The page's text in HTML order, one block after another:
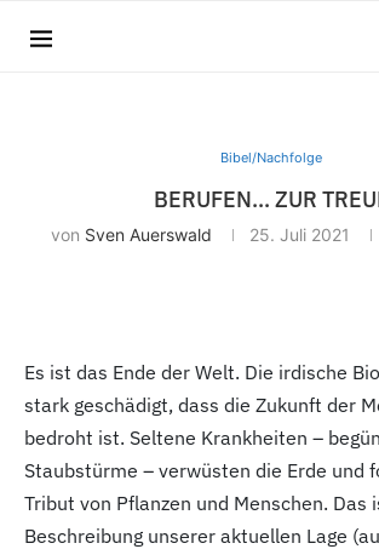
Bibel/Nachfolge
BERUFEN… ZUR
von Sven Auerswald 25. Juli 2021
Es ist das Ende der Welt. Die irdische
stark geschädigt, dass die Zukunft der
bedroht ist. Seltene Krankheiten –
Staubstürme – verwüsten die Erde und
Tribut von Pflanzen und Menschen. Das
Beschreibung unserer aktuellen Lage